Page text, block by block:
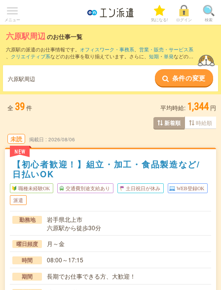
メニュー 気になる! ログイン 検索
六原駅周辺のお仕事一覧
六原駅の派遣のお仕事情報です。 オフィスワーク・事務系、 営業・販売・サービス系
、 クリエイティブ系などのお仕事を取り揃えています。さらに、 短期 ・ 単発などの期
また、北上駅
など近隣駅のお仕事もご確
認いただけます。
六原駅周辺 条件の変更
全 39件 平均時給: 1,344 円
新着順 時給順
未読
NEW
掲載日 2026/08/06
【初心者歓迎！】組立・加工・食品製造など/
日払いOK
職種未経験OK 交通費別途支給あり 土日祝日が休み WEB登録OK
派遣
勤務地
岩手県北上市
六原駅から徒歩30分
曜日頻度 月～金
時間 08:00～17:15
期間 長期でお仕事できる方、大歓迎！